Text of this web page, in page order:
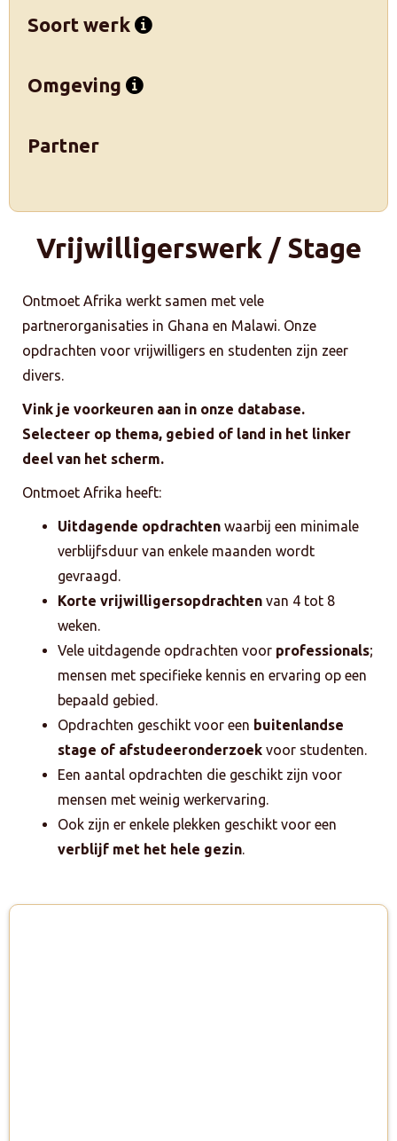
Soort werk
Omgeving
Partner
Vrijwilligerswerk / Stage
Ontmoet Afrika werkt samen met vele
partnerorganisaties in Ghana en Malawi. Onze
opdrachten voor vrijwilligers en studenten zijn zeer
divers.
Vink je voorkeuren aan in onze database.
Selecteer op thema, gebied of land in het linker
deel van het scherm.
Ontmoet Afrika heeft:
Uitdagende opdrachten waarbij een minimale
verblijfsduur van enkele maanden wordt
gevraagd.
Korte vrijwilligersopdrachten van 4 tot 8
weken.
Vele uitdagende opdrachten voor professionals;
mensen met specifieke kennis en ervaring op een
bepaald gebied.
Opdrachten geschikt voor een buitenlandse
stage of afstudeeronderzoek voor studenten.
Een aantal opdrachten die geschikt zijn voor
mensen met weinig werkervaring.
Ook zijn er enkele plekken geschikt voor een
verblijf met het hele gezin.